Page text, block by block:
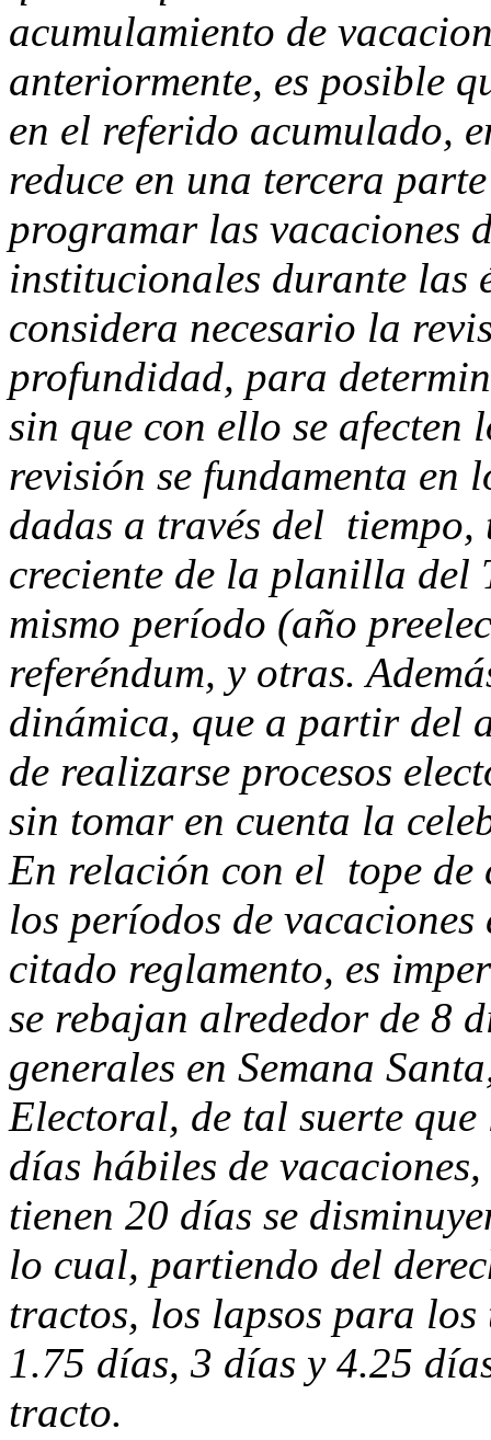
acumulamiento de
anteriormente, es posible
en el referido acumulado,
reduce en una tercera
programar las vacaciones
institucionales durante las
considera necesario la
profundidad, para
sin que con ello se afecten
revisión se fundamenta en
dadas a través del tiempo,
creciente de la planilla del
mismo período (año
referéndum, y otras.
dinámica, que a partir del
de realizarse procesos
sin tomar en cuenta la
En relación con el tope
los períodos de
citado reglamento, es
se rebajan alrededor de 8
generales en Semana
Electoral, de tal suerte
días hábiles de
tienen 20 días se
lo cual, partiendo del
tractos, los lapsos para los
1.75 días, 3 días y 4.25
tracto.